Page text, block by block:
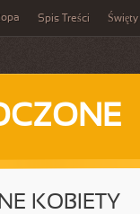
Spis Treści Święty
KOBIETY